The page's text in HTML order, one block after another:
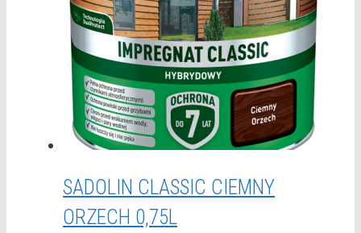
SADOLIN CLASSIC CIEMNY
ORZECH 0,75L